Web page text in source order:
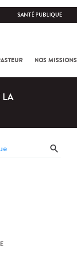
SANTÉ PUBLIQUE
NOS MISSIONS
LA